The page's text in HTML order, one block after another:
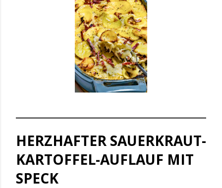
HERZHAFTER SAUERKRAUT-
KARTOFFEL-AUFLAUF MIT
SPECK